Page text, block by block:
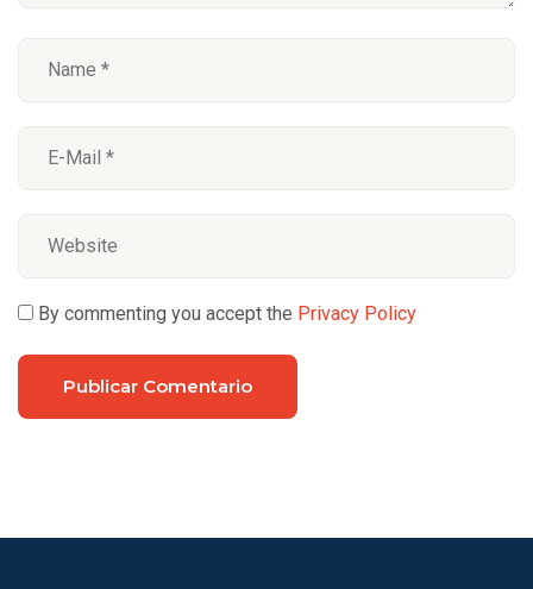
By commenting you accept the Privacy Policy